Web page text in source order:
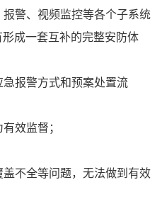
警、视频监控等各个子系统
成一套互补的完整安防体
报警方式和预案处置流
效监督；
不全等问题，无法做到有效